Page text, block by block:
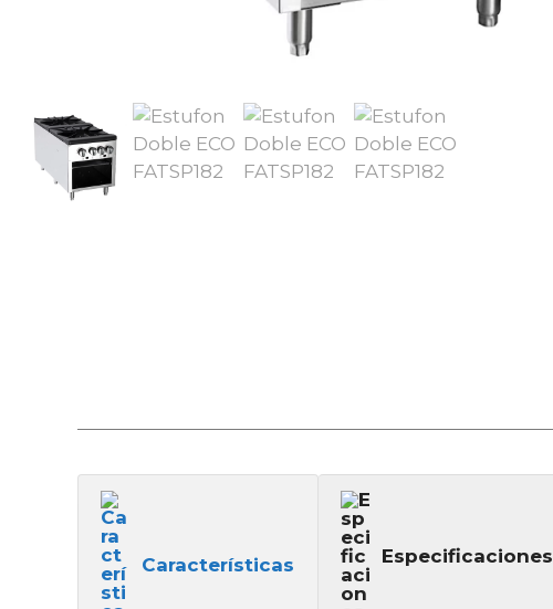
Características Especificaciones